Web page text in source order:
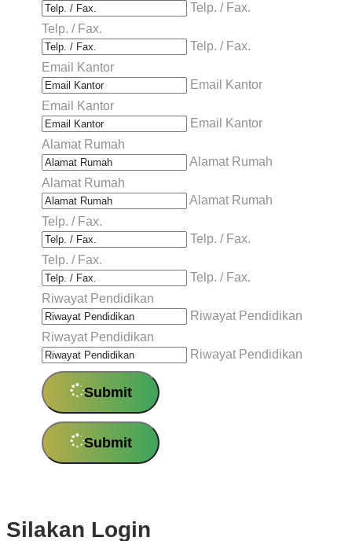
Telp. / Fax.
Telp. / Fax.
Telp. / Fax.
Email Kantor
Email Kantor
Email Kantor
Email Kantor
Alamat Rumah
Alamat Rumah
Alamat Rumah
Alamat Rumah
Telp. / Fax.
Telp. / Fax.
Telp. / Fax.
Telp. / Fax.
Riwayat Pendidikan
Riwayat Pendidikan
Riwayat Pendidikan
Riwayat Pendidikan
Submit
Submit
Silakan Login